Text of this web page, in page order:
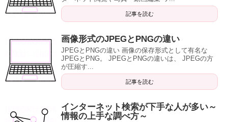
記事を読む
画像形式のJPEGとPNGの違い
JPEGとPNGの違い 画像の保存形式として有名な
JPEGとPNG。 JPEGとPNGの違いは、 JPEGの方
が圧縮す...
記事を読む
インターネット検索が下手な人が多い～
情報の上手な調べ方～